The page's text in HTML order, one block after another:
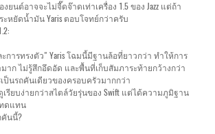
งยนต์อาจจะไม่จี๊ดจ๊าดเท่าเครื่อง 1.5 ของ Jazz แต่ถ้า
ะหยัดน้ำมัน Yaris ตอบโจทย์กว่าครับ
ารทรงตัว" Yaris โฉมนี้มีฐานล้อที่ยาวกว่า ทำให้การ
าก ไม่รู้สึกอึดอัด และพื้นที่เก็บสัมภาระท้ายกว้างกว่า
ป็นรถคันเดียวของครอบครัวมากกว่า
เรียบง่ายกว่าสไตล์วัยรุ่นของ Swift แต่ได้ความภูมิฐาน
ดแทน
คันนี้?